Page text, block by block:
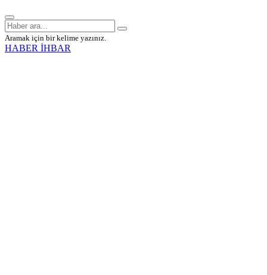
Aramak için bir kelime yazınız.
HABER İHBAR